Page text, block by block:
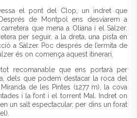
el pont del Clop, un indret que
de Montpol ens desviarem a
carretera que mena a Oliana i el Sàlzer.
per seguir, a la dreta, una pista en
a Sàlzer. Poc després de l’ermita de
és on comença aquest itinerari.
recomanable que ens portarà per
dels que podem destacar la roca del
de les Pintes (1277 m), la cova
i la font i el torrent Mal. Indret on
un salt espectacular, per dins un forat